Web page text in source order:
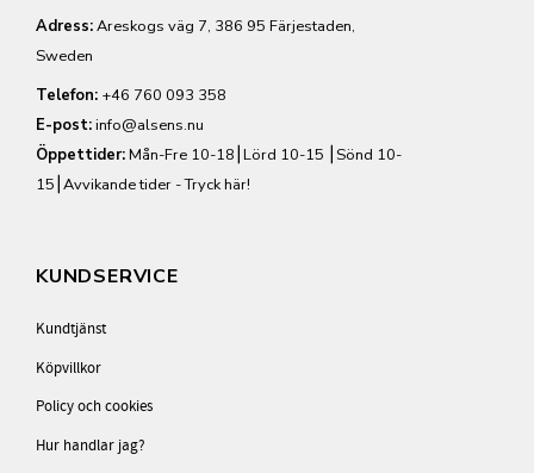
Adress:Areskogs väg 7, 386 95 Färjestaden,
Sweden
Telefon: +46 760 093 358
E-post:info@alsens.nu
Öppettider:Mån-Fre 10-18⎮Lörd 10-15 ⎮Sönd 10-
15⎮ Avvikande tider - Tryck här!
KUNDSERVICE
Kundtjänst
Köpvillkor
Policy och cookies
Hur handlar jag?